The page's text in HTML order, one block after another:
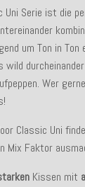
Uni Serie ist die
um Ton in
wild
Wer
Classic Uni
Mix Faktor
Kissen mit